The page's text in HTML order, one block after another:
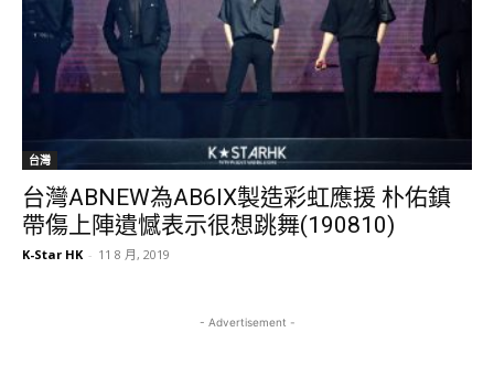
台灣
台灣ABNEW為AB6IX製造彩虹應援 朴佑鎮
帶傷上陣遺憾表示很想跳舞(190810)
K-Star HK - 11 8 月, 2019
- Advertisement -